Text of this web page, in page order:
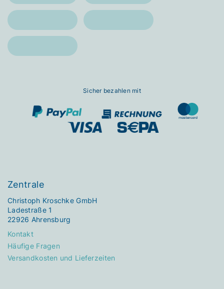
Sicher bezahlen mit
Zentrale
Christoph Kroschke GmbH
Ladestraße 1
22926 Ahrensburg
Kontakt
Häufige Fragen
Versandkosten und Lieferzeiten